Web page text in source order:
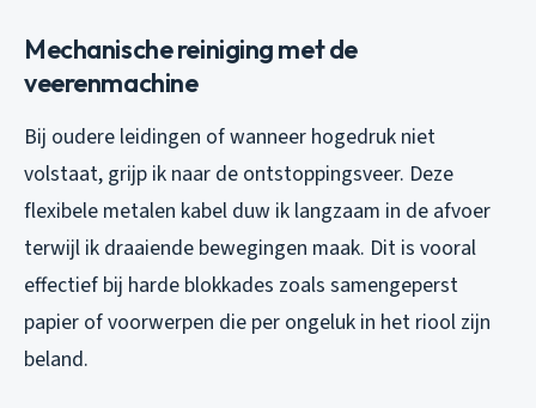
Mechanische reiniging met de
veerenmachine
Bij oudere leidingen of wanneer hogedruk niet
volstaat, grijp ik naar de ontstoppingsveer. Deze
flexibele metalen kabel duw ik langzaam in de afvoer
terwijl ik draaiende bewegingen maak. Dit is vooral
effectief bij harde blokkades zoals samengeperst
papier of voorwerpen die per ongeluk in het riool zijn
beland.